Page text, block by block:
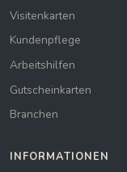
Visitenkarten
Kundenpflege
Arbeitshilfen
Gutscheinkarten
Branchen
INFORMATIONEN